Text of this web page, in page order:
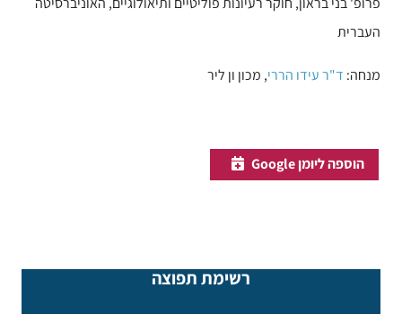
רשימת תפוצה
העברית
מנחה: ד"ר עידו הררי, מכון ון ליר
הוספה ליומן Google